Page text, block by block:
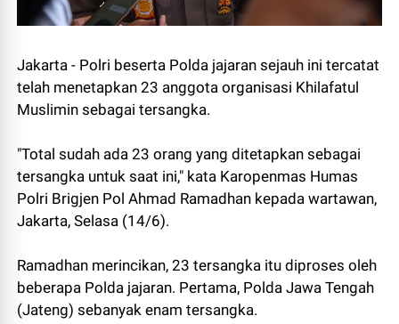
Jakarta - Polri beserta Polda jajaran sejauh ini tercatat
telah menetapkan 23 anggota organisasi Khilafatul
Muslimin sebagai tersangka.
"Total sudah ada 23 orang yang ditetapkan sebagai
tersangka untuk saat ini," kata Karopenmas Humas
Polri Brigjen Pol Ahmad Ramadhan kepada wartawan,
Jakarta, Selasa (14/6).
Ramadhan merincikan, 23 tersangka itu diproses oleh
beberapa Polda jajaran. Pertama, Polda Jawa Tengah
(Jateng) sebanyak enam tersangka.